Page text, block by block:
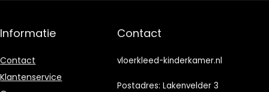
Informatie
Contact
Klantenservice
Contact
vloerkleed-kinderkamer.nl
Postadres: Lakenvelder 3